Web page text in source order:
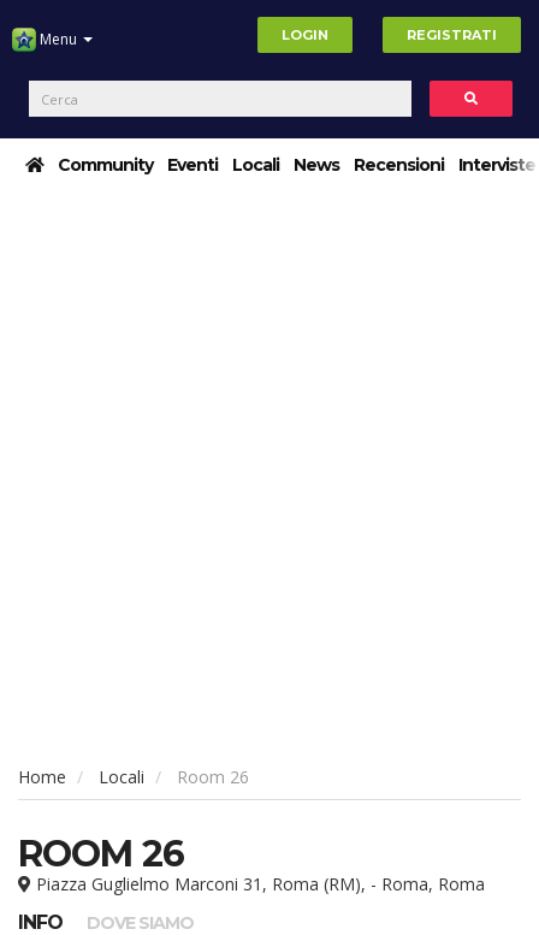
Menu LOGIN REGISTRATI
Community Eventi Locali News Recensioni Interviste
Home Locali Room 26
ROOM 26
Piazza Guglielmo Marconi 31, Roma (RM), - Roma, Roma
INFO
DOVE SIAMO